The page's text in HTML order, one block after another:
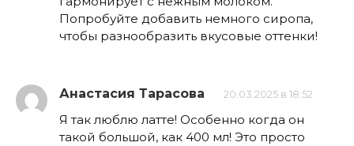
Попробуйте добавить немного сиропа,
чтобы разнообразить вкусовые оттенки!
Анастасия Тарасова 20.03.2025 в 18:52
Я так люблю латте! Особенно когда он
такой большой, как 400 мл! Это просто